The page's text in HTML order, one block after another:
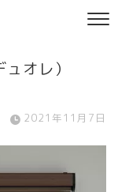
オレ）
2021年11月7日